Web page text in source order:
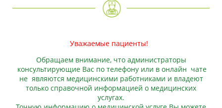
Уважаемые пациенты!
Обращаем внимание, что администраторы
консультирующие Вас по телефону или в онлайн чате
не являются медицинскими работниками и владеют
только справочной информацией о медицинских
услугах.